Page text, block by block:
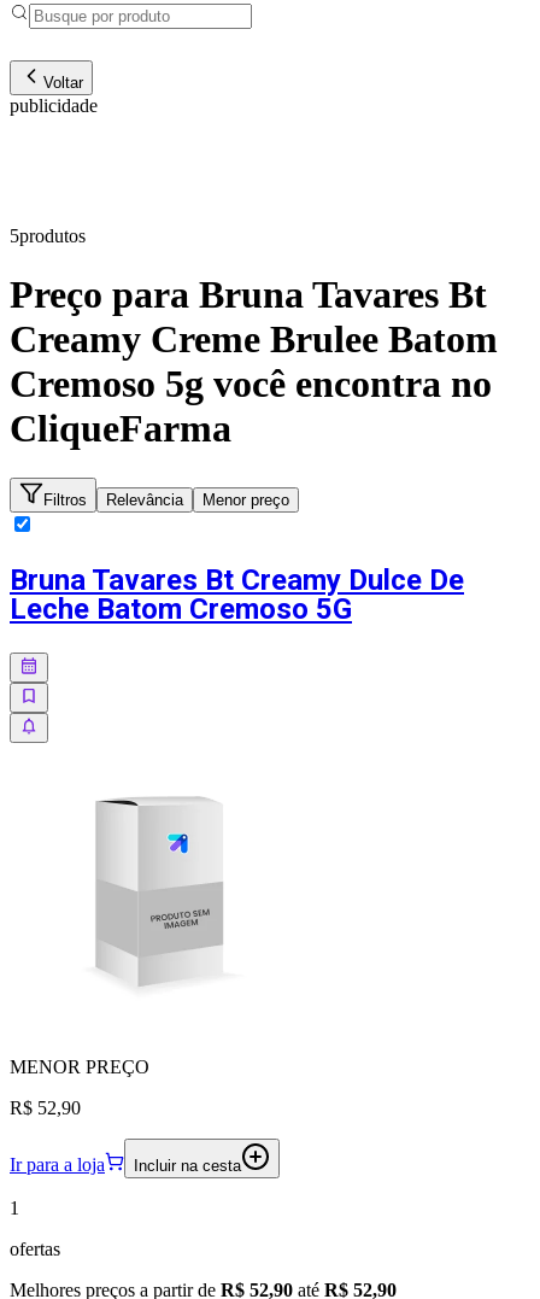
Voltar
publicidade
5produtos
Preço para Bruna Tavares Bt
Creamy Creme Brulee Batom
Cremoso 5g você encontra no
CliqueFarma
Filtros Relevância Menor preço
Bruna Tavares Bt Creamy Dulce De
Leche Batom Cremoso 5G
MENOR PREÇO
R$ 52,90
Ir para a loja Incluir na cesta
1
ofertas
Melhores preços a partir de R$ 52,90 até R$ 52,90